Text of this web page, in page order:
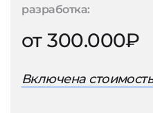
разработка:
от 300.000₽
Включена стоимость